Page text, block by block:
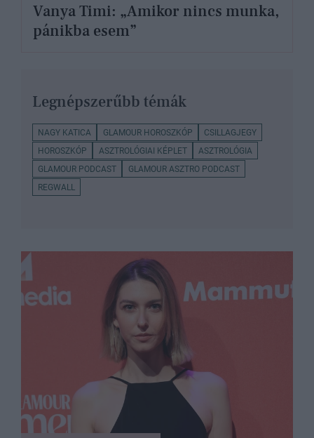
Vanya Timi: „Amikor nincs munka,
pánikba esem”
Legnépszerűbb témák
NAGY KATICA GLAMOUR HOROSZKÓP
CSILLAGJEGY
HOROSZKÓP
ASZTROLÓGIAI KÉPLET
ASZTROLÓGIA
GLAMOUR PODCAST
GLAMOUR ASZTRO PODCAST
REGWALL